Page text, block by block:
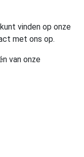
vinden op onze
met ons op.
van onze